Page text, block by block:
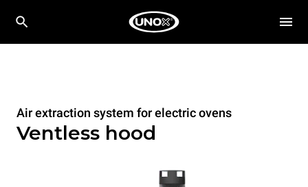
Air extraction system for electric ovens
Ventless hood